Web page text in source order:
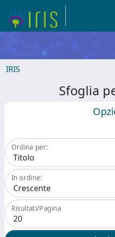
IRIS
Sfoglia
Ordina per:
In ordine:
Risultati/Pagina